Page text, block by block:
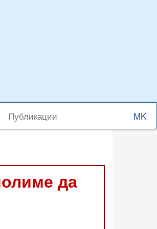
Публикации
Select
your
да